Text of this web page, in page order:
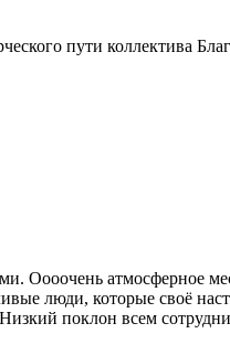
пути коллектива
Оооочень атмосферное
люди, которые своё
поклон всем